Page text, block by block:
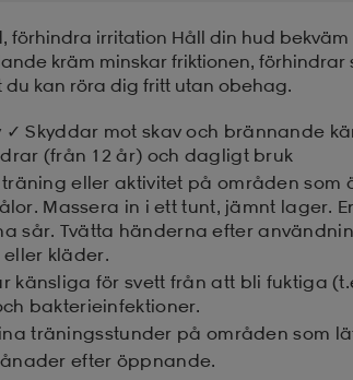
förhindra irritation Håll din hud
kräm minskar friktionen,
kan röra dig fritt utan obehag.
Skyddar mot skav och brännande
(från 12 år) och dagligt bruk
eller aktivitet på områden som
Massera in i ett tunt, jämnt lager.
sår. Tvätta händerna efter
kläder.
känsliga för svett från att bli fuktiga
bakterieinfektioner.
träningsstunder på områden som
efter öppnande.